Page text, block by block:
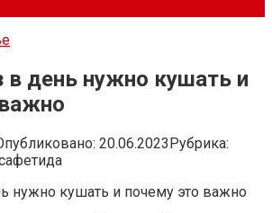
в день нужно кушать и
20.06.2023Рубрика:
нужно кушать и почему это важно